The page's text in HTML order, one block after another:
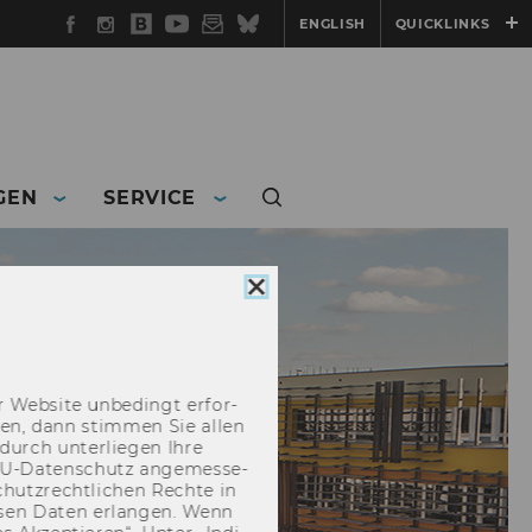
Facebook
Instagram
WU
Blog
YouTube
Newsletter
BlueskyENGLISH QUICKLINKS
SERVICE
Cookie
Web­site un­be­dingt er­for­
dann stim­men Sie allen
un­ter­lie­gen Ihre
​Datenschutz an­ge­mes­se­
Rech­te in
Daten er­lan­gen. Wenn